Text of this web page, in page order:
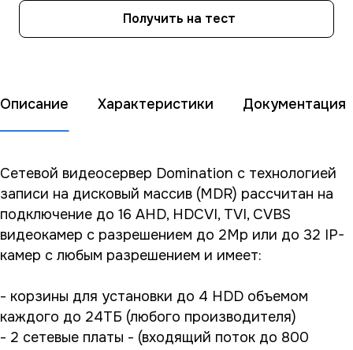
Получить на тест
Описание Характеристики Документация
Сетевой видеосервер Domination с технологией
записи на дисковый массив (MDR) рассчитан на
подключение до 16 AHD, HDCVI, TVI, CVBS
видеокамер с разрешением до 2Mp или до 32 IP-
камер с любым разрешением и имеет:
- корзины для установки до 4 HDD объемом
каждого до 24ТБ (любого производителя)
- 2 сетевые платы - (входящий поток до 800